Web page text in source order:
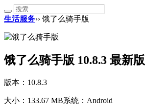
生活服务›› 饿了么骑手版
饿了么骑手版 10.8.3 最新版
版本：10.8.3
大小：133.67 MB系统：Android